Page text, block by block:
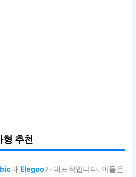
형 추천
과 Elegoo가 대표적입니다. 이들은